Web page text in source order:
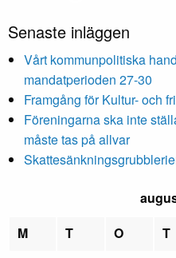
Senaste inläggen
Vårt kommunpolitiska
mandatperioden 27-30
Framgång för Kultur- och
Föreningarna ska inte
måste tas på allvar
M
T O T